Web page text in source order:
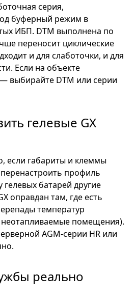
серия,
буферный режим в
ИБП. DTM выполнена по
переносит циклические
и для слаботочки, и для
Если на объекте
выбирайте DTM или серии
гелевые GX
если габариты и клеммы
профиль
гелевых батарей другие
оправдан там, где есть
температур
помещения).
AGM-серии HR или
реально